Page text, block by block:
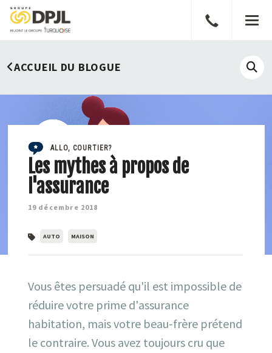
courtier
ACCUEIL DU BLOGUE
le
de
ALLO, COURTIER?
Les mythes à propos de
l'assurance
19 décembre 2018
AUTO MAISON
Vous êtes persuadé qu'il est impossible de
réduire votre prime d'assurance
habitation, mais votre beau-frère prétend
le contraire. Vous avez toujours cru que